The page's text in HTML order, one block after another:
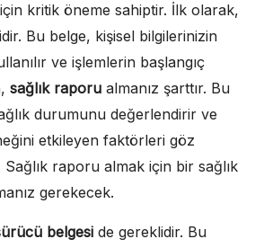
kritik öneme sahiptir. İlk olarak,
Bu belge, kişisel bilgilerinizin
ve işlemlerin başlangıç
sağlık raporu almanız şarttır. Bu
durumunu değerlendirir ve
etkileyen faktörleri göz
raporu almak için bir sağlık
gerekecek.
belgesi de gereklidir. Bu